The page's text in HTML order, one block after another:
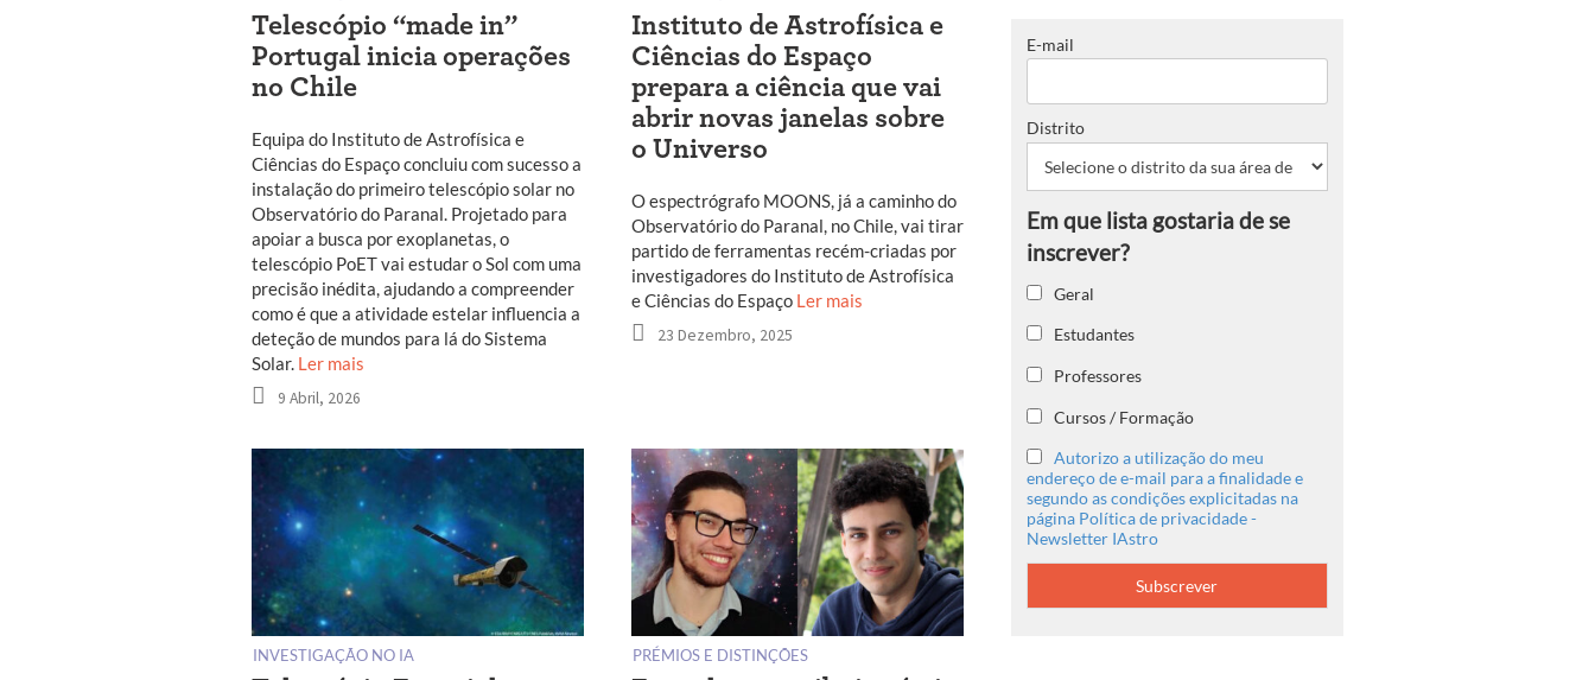
Telescópio “made in”
Portugal inicia operações
no Chile
Equipa do Instituto de Astrofísica e
Ciências do Espaço concluiu com sucesso a
instalação do primeiro telescópio solar no
Observatório do Paranal. Projetado para
apoiar a busca por exoplanetas, o
telescópio PoET vai estudar o Sol com uma
precisão inédita, ajudando a compreender
como é que a atividade estelar influencia a
deteção de mundos para lá do Sistema
Solar. Ler mais
9 Abril, 2026
Instituto de Astrofísica e
Ciências do Espaço
prepara a ciência que vai
abrir novas janelas sobre
o Universo
O espectrógrafo MOONS, já a caminho do
Observatório do Paranal, no Chile, vai tirar
partido de ferramentas recém-criadas por
investigadores do Instituto de Astrofísica
e Ciências do Espaço Ler mais
23 Dezembro, 2025
INVESTIGAÇÃO NO IA PRÉMIOS E DISTINÇÕES
E-mail
Distrito
Geral
Estudantes
Professores
Cursos / Formação
Autorizo a utilização do meu
endereço de e-mail para a finalidade e
segundo as condições explicitadas na
página Política de privacidade -
Newsletter IAstro